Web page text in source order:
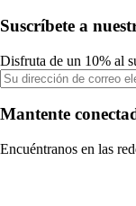
Suscríbete a
Disfruta de un 10% al
Mantente
Encuéntranos en las